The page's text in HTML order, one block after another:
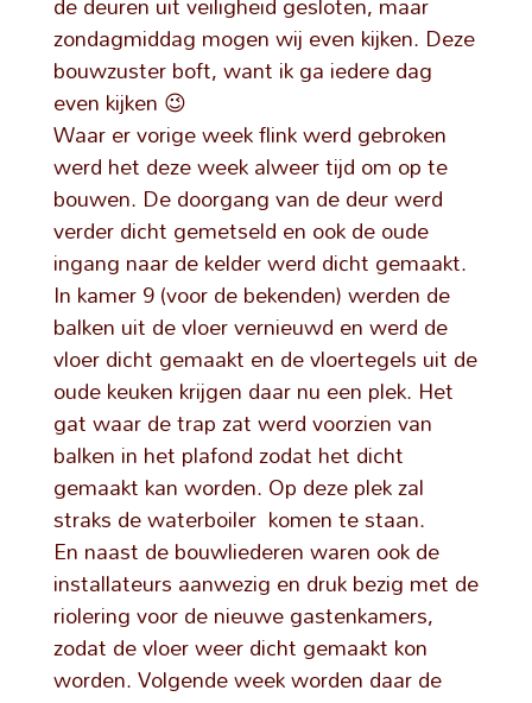
zondagmiddag mogen wij even kijken. Deze
bouwzuster boft, want ik ga iedere dag
even kijken😉
Waar er vorige week flink werd gebroken
werd het deze week alweer tijd om op te
bouwen. De doorgang van de deur werd
verder dicht gemetseld en ook de oude
ingang naar de kelder werd dicht gemaakt.
In kamer 9 (voor de bekenden) werden de
balken uit de vloer vernieuwd en werd de
vloer dicht gemaakt en de vloertegels uit de
oude keuken krijgen daar nu een plek. Het
gat waar de trap zat werd voorzien van
balken in het plafond zodat het dicht
gemaakt kan worden. Op deze plek zal
straks de waterboiler komen te staan.
En naast de bouwliederen waren ook de
installateurs aanwezig en druk bezig met de
riolering voor de nieuwe gastenkamers,
zodat de vloer weer dicht gemaakt kon
worden. Volgende week worden daar de